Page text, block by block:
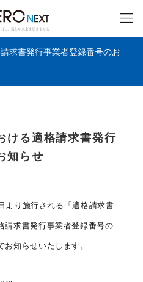
求書発行事業者登録番号のお
ける適格請求書発行
知らせ
り施行される「適格請求書
請求書発行事業者登録番号の
知らせいたします。